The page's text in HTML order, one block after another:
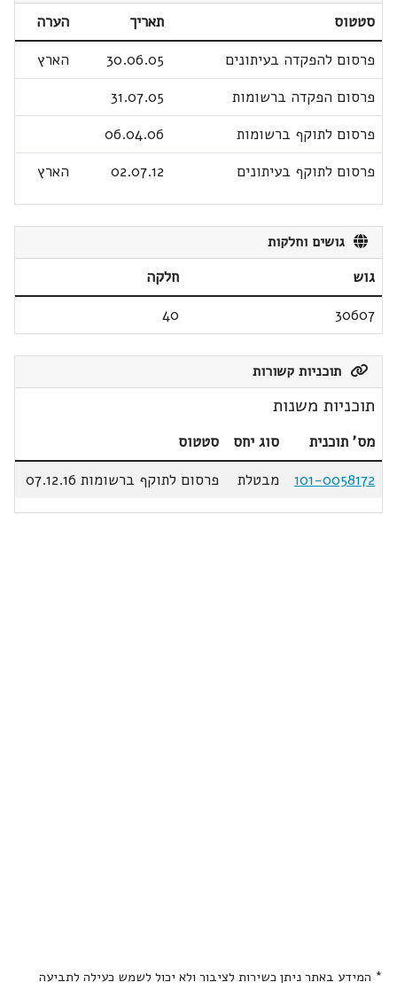
סטטוס תאריך
הערה
פרסום להפקדה בעיתונים
30.06.05
הארץ
פרסום הפקדה ברשומות
31.07.05
פרסום לתוקף ברשומות
06.04.06
פרסום לתוקף בעיתונים
02.07.12 הארץ
גושים וחלקות
גוש
חלקה
30607
40
תוכניות קשורות
תוכניות משנות
מס' תוכנית סוג יחס
סטטוס
101-0058172
מבטלת פרסום לתוקף ברשומות 07.12.16
* המידע באתר ניתן כשירות לציבור ולא יכול לשמש כעילה לתביעה